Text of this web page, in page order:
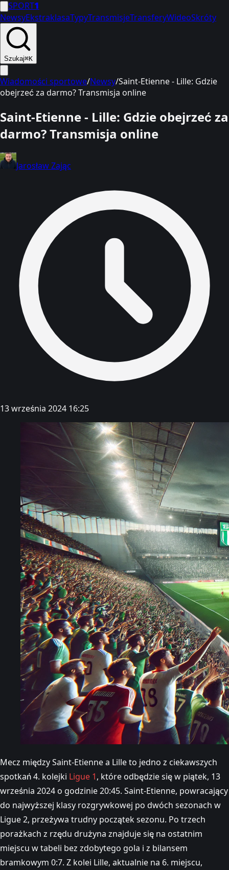
SPORT1
NewsyEkstraklasaTypyTransmisjeTransferyWideoSkróty
Szukaj⌘K
Wiadomości sportowe/Newsy/Saint-Etienne - Lille: Gdzie
obejrzeć za darmo? Transmisja online
Saint-Etienne - Lille: Gdzie obejrzeć za
darmo? Transmisja online
Jarosław Zając
13 września 2024 16:25
Mecz między Saint-Etienne a Lille to jedno z ciekawszych
spotkań 4. kolejki Ligue 1, które odbędzie się w piątek, 13
września 2024 o godzinie 20:45. Saint-Etienne, powracający
do najwyższej klasy rozgrywkowej po dwóch sezonach w
Ligue 2, przeżywa trudny początek sezonu. Po trzech
porażkach z rzędu drużyna znajduje się na ostatnim
miejscu w tabeli bez zdobytego gola i z bilansem
bramkowym 0:7. Z kolei Lille, aktualnie na 6. miejscu,